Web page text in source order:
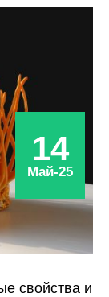
14
Май-25
свойства и